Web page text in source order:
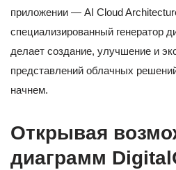
приложении — AI Cloud
специализированный генератор
делает создание, улучшение и
представлений облачных
начнем.
Открывая
диаграмм